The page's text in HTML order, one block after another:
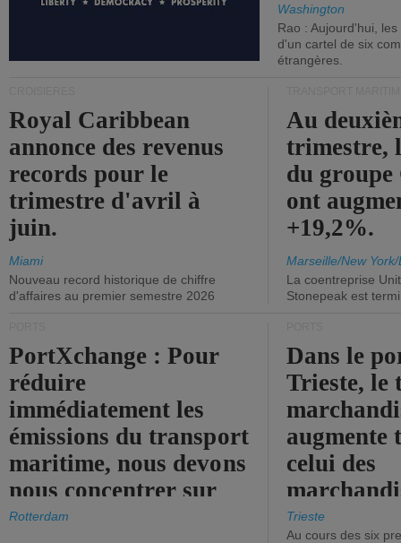
Washington
Rao : Aujourd'hui,
d'un cartel de six
étrangères.
Royal Caribbean
annonce des revenus
records pour le
trimestre d'avril à
juin.
Miami
Nouveau record historique de chiffre
d'affaires au premier semestre 2026
Au
trimestre,
du
ont
+19,2%.
Marseille/New
La coentreprise
Stonepeak est
PortXchange : Pour
réduire
immédiatement les
émissions du transport
maritime, nous devons
nous concentrer sur
les ports.
Rotterdam
Dans le
Trieste, le
augmente
celui des
diminue.
Trieste
Au cours des six